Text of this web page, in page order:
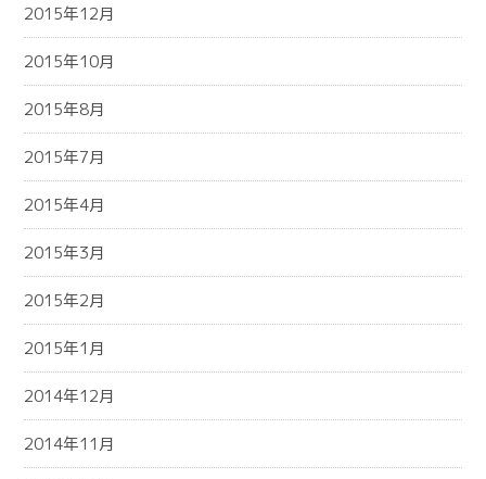
2015年12月
2015年10月
2015年8月
2015年7月
2015年4月
2015年3月
2015年2月
2015年1月
2014年12月
2014年11月